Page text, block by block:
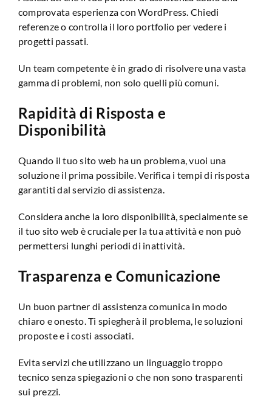
comprovata esperienza con WordPress. Chiedi
referenze o controlla il loro portfolio per vedere i
progetti passati.
Un team competente è in grado di risolvere una vasta
gamma di problemi, non solo quelli più comuni.
Rapidità di Risposta e
Disponibilità
Quando il tuo sito web ha un problema, vuoi una
soluzione il prima possibile. Verifica i tempi di risposta
garantiti dal servizio di assistenza.
Considera anche la loro disponibilità, specialmente se
il tuo sito web è cruciale per la tua attività e non può
permettersi lunghi periodi di inattività.
Trasparenza e Comunicazione
Un buon partner di assistenza comunica in modo
chiaro e onesto. Ti spiegherà il problema, le soluzioni
proposte e i costi associati.
Evita servizi che utilizzano un linguaggio troppo
tecnico senza spiegazioni o che non sono trasparenti
sui prezzi.